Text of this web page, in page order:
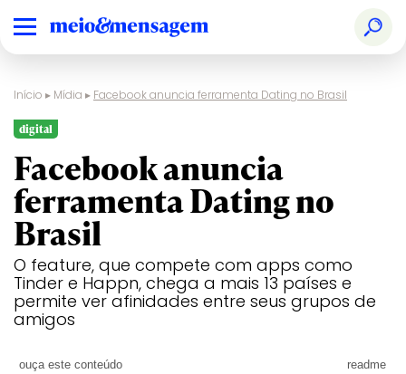
Início ▸ Mídia ▸ Facebook anuncia ferramenta Dating no Brasil
digital
Facebook anuncia
ferramenta Dating no
Brasil
O feature, que compete com apps como
Tinder e Happn, chega a mais 13 países e
permite ver afinidades entre seus grupos de
amigos
ouça este conteúdo readme